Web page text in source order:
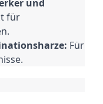
und
für
Für